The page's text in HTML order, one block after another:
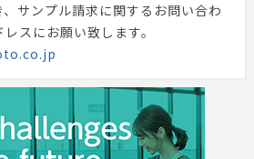
サンプル請求に関するお問い合わ
スにお願い致します。